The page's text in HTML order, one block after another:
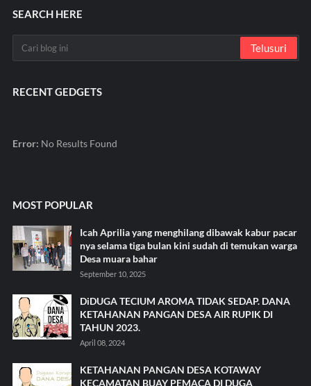
SEARCH HERE
RECENT GEDGETS
Error: No Results Found
MOST POPULAR
Icah Aprilia yang menghilang dibawak kabur pacar
nya selama tiga bulan kini sudah di temukan warga
Desa muara bahar
September 10, 2025
DiDUGA TECIUM AROMA TIDAK SEDAP. DANA
KETAHANAN PANGAN DESA AIR RUPIK DI
TAHUN 2023.
April 08, 2024
KETAHANAN PANGAN DESA KOTAWAY
KECAMATAN BUAY PEMACA DI DUGA